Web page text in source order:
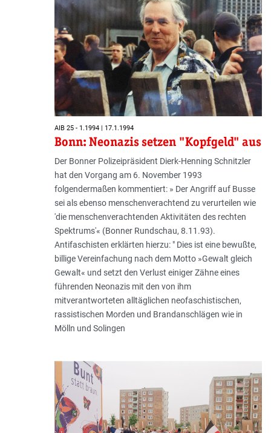
AIB 25 - 1.1994 | 17.1.1994
Bonn: Neonazis setzen "Kopfgeld" aus
Der Bonner Polizeipräsident Dierk-Henning Schnitzler
hat den Vorgang am 6. November 1993
folgendermaßen kommentiert: » Der Angriff auf Busse
sei als ebenso menschenverachtend zu verurteilen wie
'die menschenverachtenden Aktivitäten des rechten
Spektrums'« (Bonner Rundschau, 8.11.93).
Antifaschisten erklärten hierzu: " Dies ist eine bewußte,
billige Vereinfachung nach dem Motto »Gewalt gleich
Gewalt« und setzt den Verlust einiger Zähne eines
führenden Neonazis mit den von ihm
mitverantworteten alltäglichen neofaschistischen,
rassistischen Morden und Brandanschlägen wie in
Mölln und Solingen